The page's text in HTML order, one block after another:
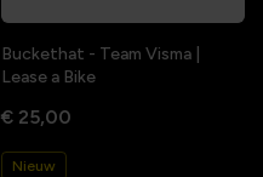
Buckethat - Team Visma |
Lease a Bike
€ 25,00
Nieuw